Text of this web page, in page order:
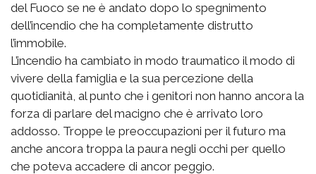
del Fuoco se ne è andato dopo lo spegnimento
dell’incendio che ha completamente distrutto
l’immobile.
L’incendio ha cambiato in modo traumatico il modo di
vivere della famiglia e la sua percezione della
quotidianità, al punto che i genitori non hanno ancora la
forza di parlare del macigno che è arrivato loro
addosso. Troppe le preoccupazioni per il futuro ma
anche ancora troppa la paura negli occhi per quello
che poteva accadere di ancor peggio.